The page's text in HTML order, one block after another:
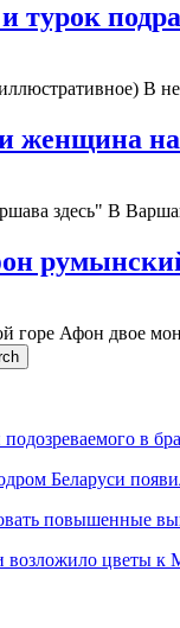
турок
В
здесь" В
горе Афон двое
в
Беларуси
повышенные
возложило цветы